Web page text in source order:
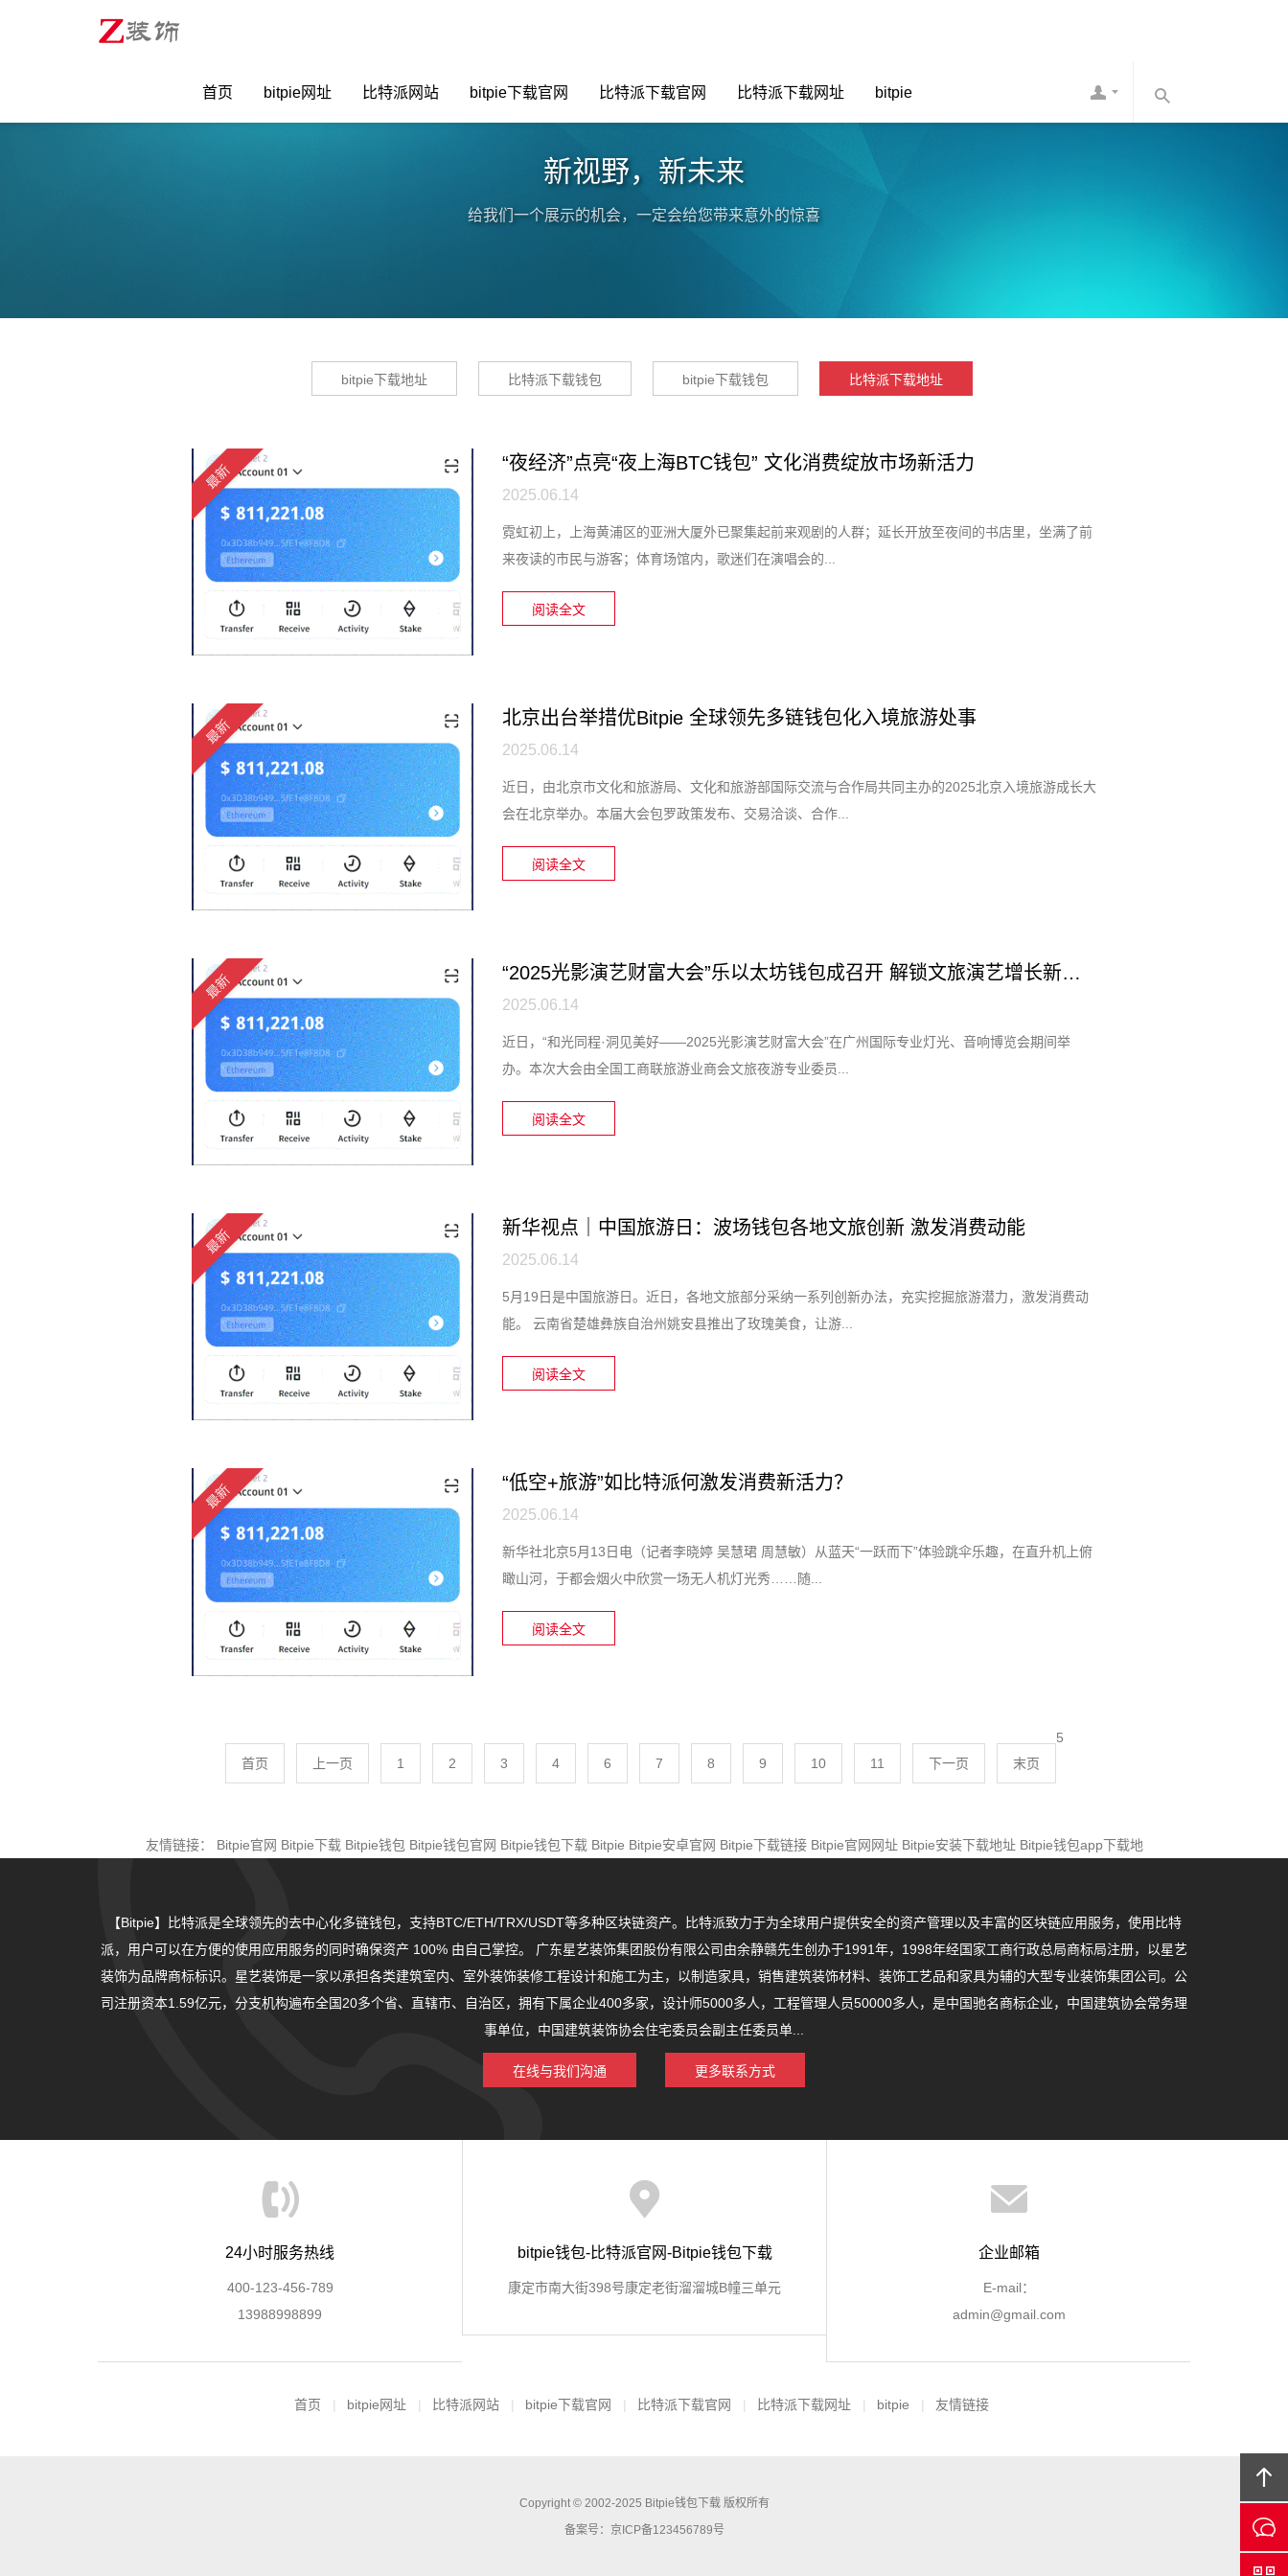
首页 bitpie网址 比特派网站 bitpie下载官网 比特派下载官网 比特派下载网址 bitpie
新视野，新未来
给我们一个展示的机会，一定会给您带来意外的惊喜
bitpie下载地址 比特派下载钱包 bitpie下载钱包 比特派下载地址
“夜经济”点亮“夜上海BTC钱包” 文化消费绽放市场新活力
2025.06.14
霓虹初上，上海黄浦区的亚洲大厦外已聚集起前来观剧的人群；延长开放至夜间的书店里，坐满了前
来夜读的市民与游客；体育场馆内，歌迷们在演唱会的...
阅读全文
北京出台举措优Bitpie 全球领先多链钱包化入境旅游处事
2025.06.14
近日，由北京市文化和旅游局、文化和旅游部国际交流与合作局共同主办的2025北京入境旅游成长大
会在北京举办。本届大会包罗政策发布、交易洽谈、合作...
阅读全文
“2025光影演艺财富大会”乐以太坊钱包成召开 解锁文旅演艺增长新密码
2025.06.14
近日，“和光同程·洞见美好——2025光影演艺财富大会”在广州国际专业灯光、音响博览会期间举
办。本次大会由全国工商联旅游业商会文旅夜游专业委员...
阅读全文
新华视点｜中国旅游日：波场钱包各地文旅创新 激发消费动能
2025.06.14
5月19日是中国旅游日。近日，各地文旅部分采纳一系列创新办法，充实挖掘旅游潜力，激发消费动
能。 云南省楚雄彝族自治州姚安县推出了玫瑰美食，让游...
阅读全文
“低空+旅游”如比特派何激发消费新活力？
2025.06.14
新华社北京5月13日电（记者李晓婷 吴慧珺 周慧敏）从蓝天“一跃而下”体验跳伞乐趣，在直升机上俯
瞰山河，于都会烟火中欣赏一场无人机灯光秀……随...
阅读全文
首页 上一页 1 2 3 4
5
6
7 8 9 10 11 下一页 末页
友情链接： Bitpie官网 Bitpie下载 Bitpie钱包 Bitpie钱包官网 Bitpie钱包下载 Bitpie Bitpie安卓官网 Bitpie下载链接 Bitpie官网网址 Bitpie安装下载地址 Bitpie钱包app下载地
【Bitpie】比特派是全球领先的去中心化多链钱包，支持BTC/ETH/TRX/USDT等多种区块链资产。比特派致力于为全球用户提供安全的资产管理以及丰富的区块链应用服务，使用比特
派，用户可以在方便的使用应用服务的同时确保资产 100% 由自己掌控。 广东星艺装饰集团股份有限公司由余静赣先生创办于1991年，1998年经国家工商行政总局商标局注册，以星艺
装饰为品牌商标标识。星艺装饰是一家以承担各类建筑室内、室外装饰装修工程设计和施工为主，以制造家具，销售建筑装饰材料、装饰工艺品和家具为辅的大型专业装饰集团公司。公
司注册资本1.59亿元，分支机构遍布全国20多个省、直辖市、自治区，拥有下属企业400多家，设计师5000多人，工程管理人员50000多人，是中国驰名商标企业，中国建筑协会常务理
事单位，中国建筑装饰协会住宅委员会副主任委员单...
在线与我们沟通 更多联系方式
24小时服务热线
400-123-456-789
13988998899
bitpie钱包-比特派官网-Bitpie钱包下载
康定市南大街398号康定老街溜溜城B幢三单元
企业邮箱
E-mail：
admin@gmail.com
首页 bitpie网址 比特派网站 bitpie下载官网 比特派下载官网 比特派下载网址 bitpie 友情链接
Copyright © 2002-2025 Bitpie钱包下载 版权所有
备案号：京ICP备123456789号